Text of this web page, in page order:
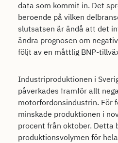
data som kommit in. Det
beroende på vilken
slutsatsen är ändå att det
ändra prognosen om
följt av en måttlig BNP-
Industriproduktionen i
påverkades framför allt
motorfordonsindustrin. För
minskade produktionen i
procent från oktober. Detta
produktionsvolymen för